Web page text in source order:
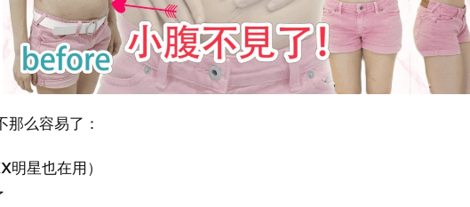
么容易了：
明星也在用）